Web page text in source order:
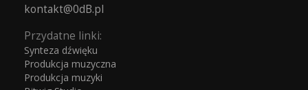
kontakt@0dB.pl
Przydatne linki:
Synteza dźwięku
Produkcja muzyczna
Produkcja muzyki